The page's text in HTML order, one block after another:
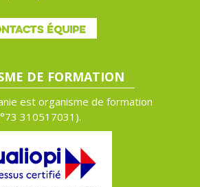
ÉQUIPE
DE FORMATION
est organisme de formation
73 310517031).